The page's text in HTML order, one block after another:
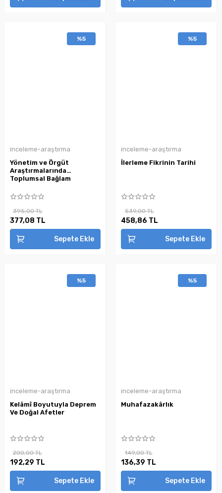
%5
inceleme-araştırma
Yönetim ve Örgüt
Araştırmalarında
Toplumsal Bağlam
395,00 TL
377,08 TL
Sepete Ekle
%5
inceleme-araştırma
İlerleme Fikrinin Tarihi
539,00 TL
458,86 TL
Sepete Ekle
%5
inceleme-araştırma
Kelâmî Boyutuyla Deprem
Ve Doğal Afetler
200,00 TL
192,29 TL
Sepete Ekle
%5
inceleme-araştırma
Muhafazakârlık
149,00 TL
136,39 TL
Sepete Ekle